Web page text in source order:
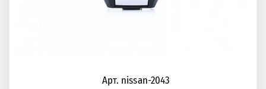
Арт. nissan-2043